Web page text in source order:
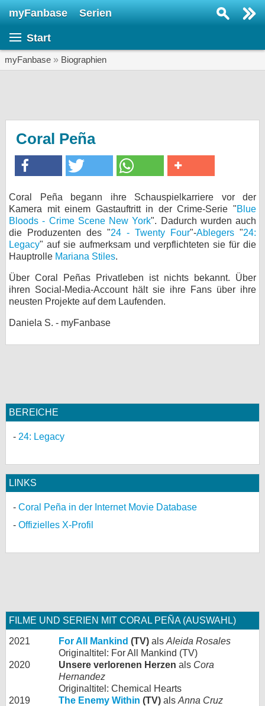
myFanbase Serien
Start
myFanbase » Biographien
Coral Peña
Coral Peña begann ihre Schauspielkarriere vor der
Kamera mit einem Gastauftritt in der Crime-Serie "Blue
Bloods - Crime Scene New York". Dadurch wurden auch
die Produzenten des "24 - Twenty Four"-Ablegers "24:
Legacy" auf sie aufmerksam und verpflichteten sie für die
Hauptrolle Mariana Stiles.
Über Coral Peñas Privatleben ist nichts bekannt. Über
ihren Social-Media-Account hält sie ihre Fans über ihre
neusten Projekte auf dem Laufenden.
Daniela S. - myFanbase
BEREICHE
24: Legacy
LINKS
Coral Peña in der Internet Movie Database
Offizielles X-Profil
FILME UND SERIEN MIT CORAL PEÑA (AUSWAHL)
2021 For All Mankind (TV) als Aleida Rosales
Originaltitel: For All Mankind (TV)
2020
Unsere verlorenen Herzen als Cora
Hernandez
Originaltitel: Chemical Hearts
2019
The Enemy Within (TV) als Anna Cruz
Veranstaltungen
KULTUR
Specials
SERVICE
Gewinnspiele
bei X
bei Facebook
Kontakt
Cookie-Einstellungen